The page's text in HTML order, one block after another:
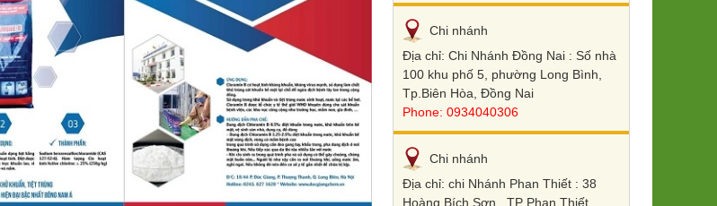
Chi nhánh
Địa chỉ: Chi Nhánh Đồng Nai : Số nhà
100 khu phố 5, phường Long Bình,
Tp.Biên Hòa, Đồng Nai
Phone: 0934040306
Chi nhánh
Địa chỉ: chi Nhánh Phan Thiết : 38
Hoàng Bích Sơn , TP Phan Thiết